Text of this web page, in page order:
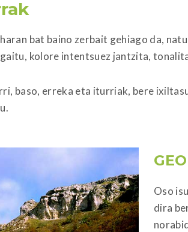
bat baino zerbait gehiago da,
kolore intentsuez jantzita,
baso, erreka eta iturriak, bere
Oso
dira